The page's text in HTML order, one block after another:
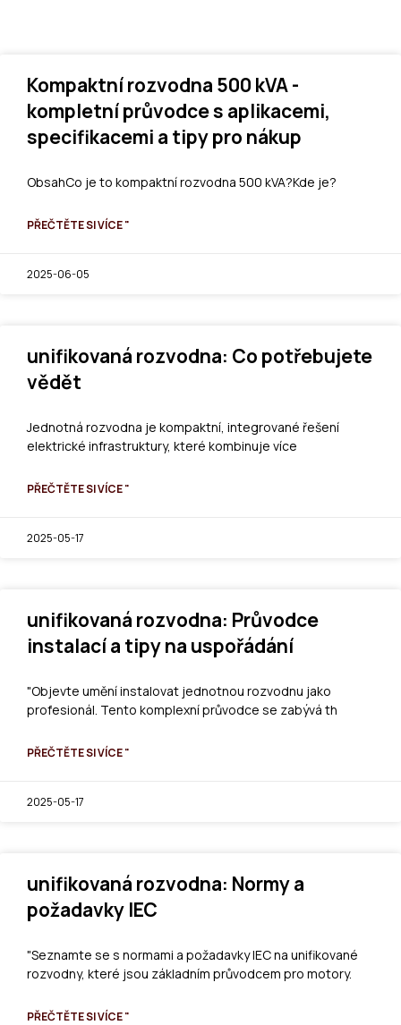
Kompaktní rozvodna 500 kVA -
kompletní průvodce s aplikacemi,
specifikacemi a tipy pro nákup
ObsahCo je to kompaktní rozvodna 500 kVA?Kde je?
PŘEČTĚTE SI VÍCE "
2025-06-05
unifikovaná rozvodna: Co potřebujete
vědět
Jednotná rozvodna je kompaktní, integrované řešení
elektrické infrastruktury, které kombinuje více
PŘEČTĚTE SI VÍCE "
2025-05-17
unifikovaná rozvodna: Průvodce
instalací a tipy na uspořádání
"Objevte umění instalovat jednotnou rozvodnu jako
profesionál. Tento komplexní průvodce se zabývá th
PŘEČTĚTE SI VÍCE "
2025-05-17
unifikovaná rozvodna: Normy a
požadavky IEC
"Seznamte se s normami a požadavky IEC na unifikované
rozvodny, které jsou základním průvodcem pro motory.
PŘEČTĚTE SI VÍCE "